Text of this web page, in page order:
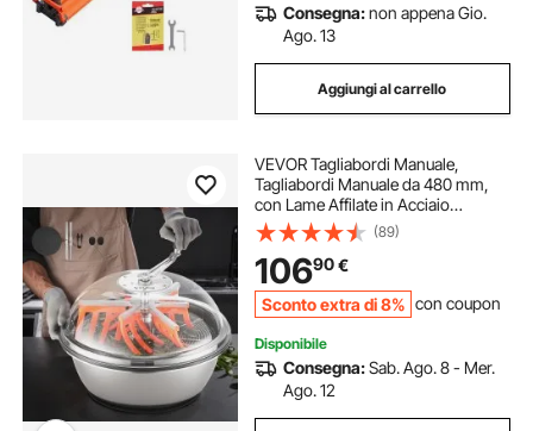
Consegna:non appena Gio.
Ago. 13
Aggiungi al carrello
VEVOR Tagliabordi Manuale,
Tagliabordi Manuale da 480 mm,
con Lame Affilate in Acciaio
Inossidabile, Macchina da Taglio
Idroponica a Umido e a Secco,
Taglio a Rotazione per Piante, Foglie
(89)
10690€
Sconto extra di 8% con coupon
Disponibile
Consegna:Sab. Ago. 8 - Mer.
Ago. 12